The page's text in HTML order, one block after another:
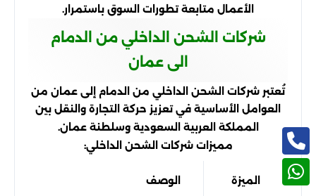
الأعمال متابعة تطورات السوق باستمرار.
شركات الشحن الداخلي من الدمام
الى عمان
تُعتبر شركات الشحن الداخلي من الدمام إلى عمان من
العوامل الأساسية في تعزيز حركة التجارة والنقل بين
المملكة العربية السعودية وسلطنة عمان.
مميزات شركات الشحن الداخلي:
الميزة الوصف